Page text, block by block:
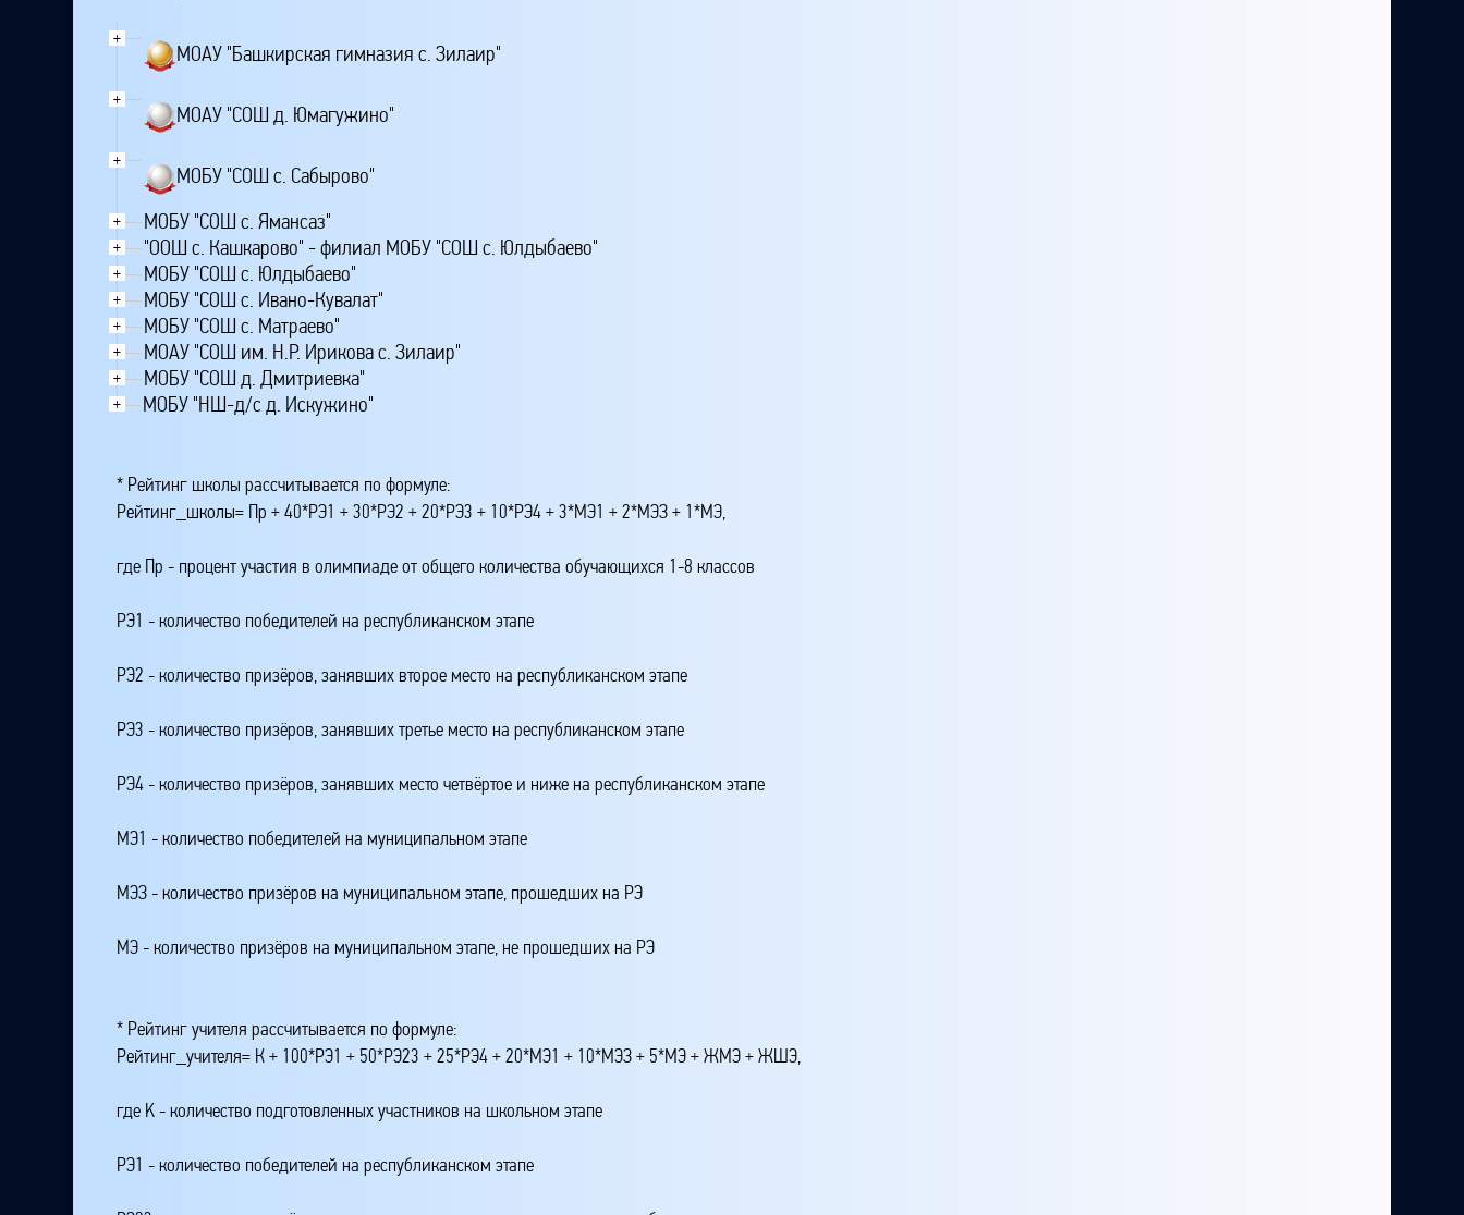
+
МОАУ "Башкирская гимназия с. Зилаир"
+
МОАУ "СОШ д. Юмагужино"
+
МОБУ "СОШ с. Сабырово"
+ МОБУ "СОШ с. Ямансаз"
+ "ООШ с. Кашкарово" - филиал МОБУ "СОШ с. Юлдыбаево"
+ МОБУ "СОШ с. Юлдыбаево"
+ МОБУ "СОШ с. Ивано-Кувалат"
+ МОБУ "СОШ с. Матраево"
+ МОАУ "СОШ им. Н.Р. Ирикова с. Зилаир"
+ МОБУ "СОШ д. Дмитриевка"
+ МОБУ "НШ-д/с д. Искужино"
* Рейтинг школы рассчитывается по формуле:
Рейтинг_школы= Пр + 40*РЭ1 + 30*РЭ2 + 20*РЭ3 + 10*РЭ4 + 3*МЭ1 + 2*МЭЗ + 1*МЭ,
где Пр - процент участия в олимпиаде от общего количества обучающихся 1-8 классов
РЭ1 - количество победителей на республиканском этапе
РЭ2 - количество призёров, занявших второе место на республиканском этапе
РЭ3 - количество призёров, занявших третье место на республиканском этапе
РЭ4 - количество призёров, занявших место четвёртое и ниже на республиканском этапе
МЭ1 - количество победителей на муниципальном этапе
МЭЗ - количество призёров на муниципальном этапе, прошедших на РЭ
МЭ - количество призёров на муниципальном этапе, не прошедших на РЭ
* Рейтинг учителя рассчитывается по формуле:
Рейтинг_учителя= К + 100*РЭ1 + 50*РЭ23 + 25*РЭ4 + 20*МЭ1 + 10*МЭЗ + 5*МЭ + ЖМЭ + ЖШЭ,
где K - количество подготовленных участников на школьном этапе
РЭ1 - количество победителей на республиканском этапе